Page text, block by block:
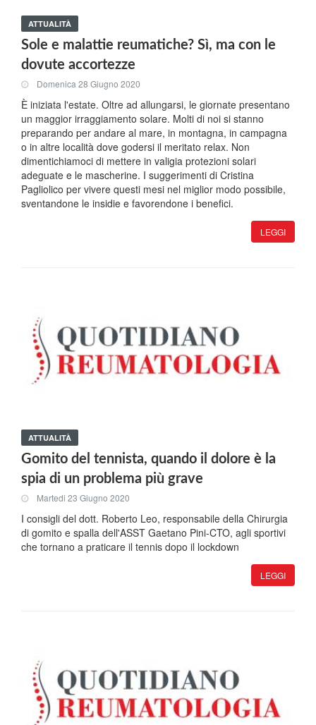
ATTUALITÀ
Sole e malattie reumatiche? Sì, ma con le
dovute accortezze
Domenica 28 Giugno 2020
È iniziata l'estate. Oltre ad allungarsi, le giornate presentano
un maggior irraggiamento solare. Molti di noi si stanno
preparando per andare al mare, in montagna, in campagna
o in altre località dove godersi il meritato relax. Non
dimentichiamoci di mettere in valigia protezioni solari
adeguate e le mascherine. I suggerimenti di Cristina
Pagliolico per vivere questi mesi nel miglior modo possibile,
sventandone le insidie e favorendone i benefici.
LEGGI
ATTUALITÀ
Gomito del tennista, quando il dolore è la
spia di un problema più grave
Martedi 23 Giugno 2020
I consigli del dott. Roberto Leo, responsabile della Chirurgia
di gomito e spalla dell'ASST Gaetano Pini-CTO, agli sportivi
che tornano a praticare il tennis dopo il lockdown
LEGGI